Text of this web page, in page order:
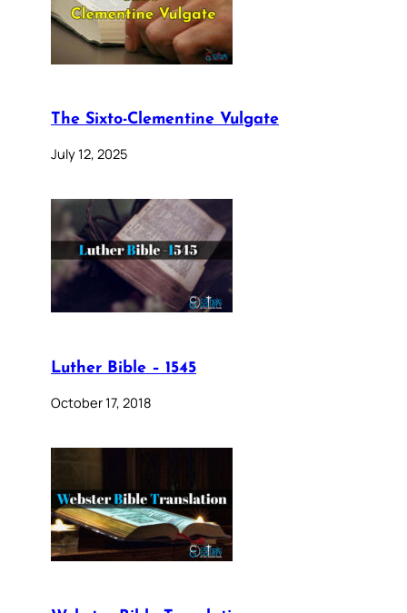
The Sixto-Clementine Vulgate
July 12, 2025
Luther Bible – 1545
October 17, 2018